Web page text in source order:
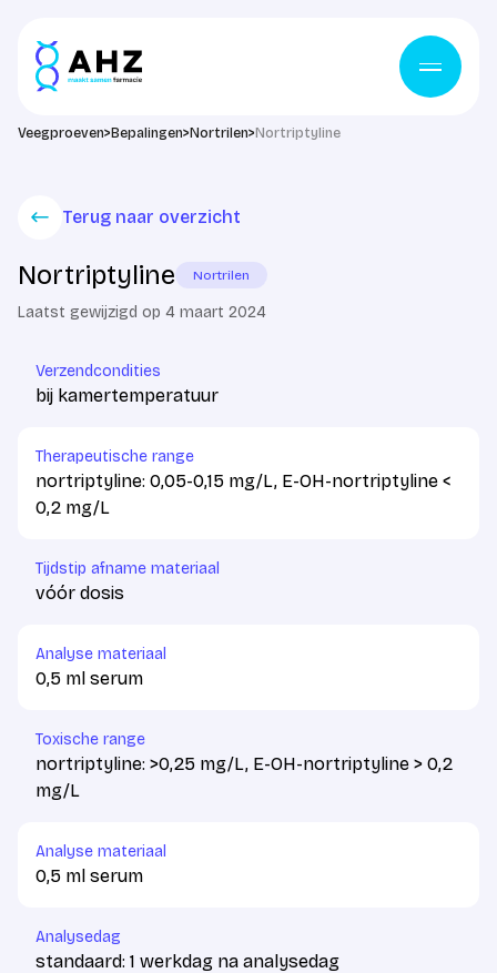
Veegproeven> Bepalingen> Nortrilen> Nortriptyline
Terug naar overzicht
Nortriptyline Nortrilen
Laatst gewijzigd op 4 maart 2024
Verzendcondities
bij kamertemperatuur
Therapeutische range
nortriptyline: 0,05-0,15 mg/L, E-OH-nortriptyline <
0,2 mg/L
Tijdstip afname materiaal
vóór dosis
Analyse materiaal
0,5 ml serum
Toxische range
nortriptyline: >0,25 mg/L, E-OH-nortriptyline > 0,2
mg/L
Analyse materiaal
0,5 ml serum
Analysedag
standaard: 1 werkdag na analysedag